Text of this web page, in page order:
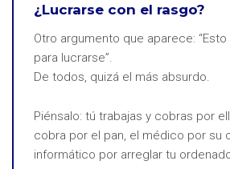
¿Lucrarse con el rasgo?
Otro argumento que aparece:
para lucrarse”.
De todos, quizá el más absurdo.
Piénsalo: tú trabajas y cobras por
cobra por el pan, el médico por su
informático por arreglar tu